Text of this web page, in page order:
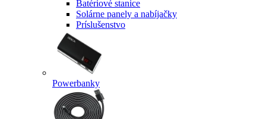
Batériové stanice
Solárne panely a nabíjačky
Príslušenstvo
Powerbanky